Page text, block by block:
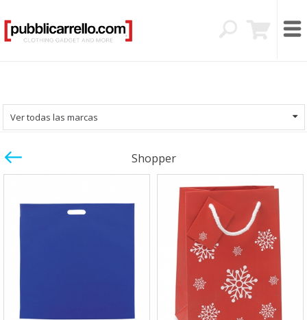
Ver todas las marcas
Shopper